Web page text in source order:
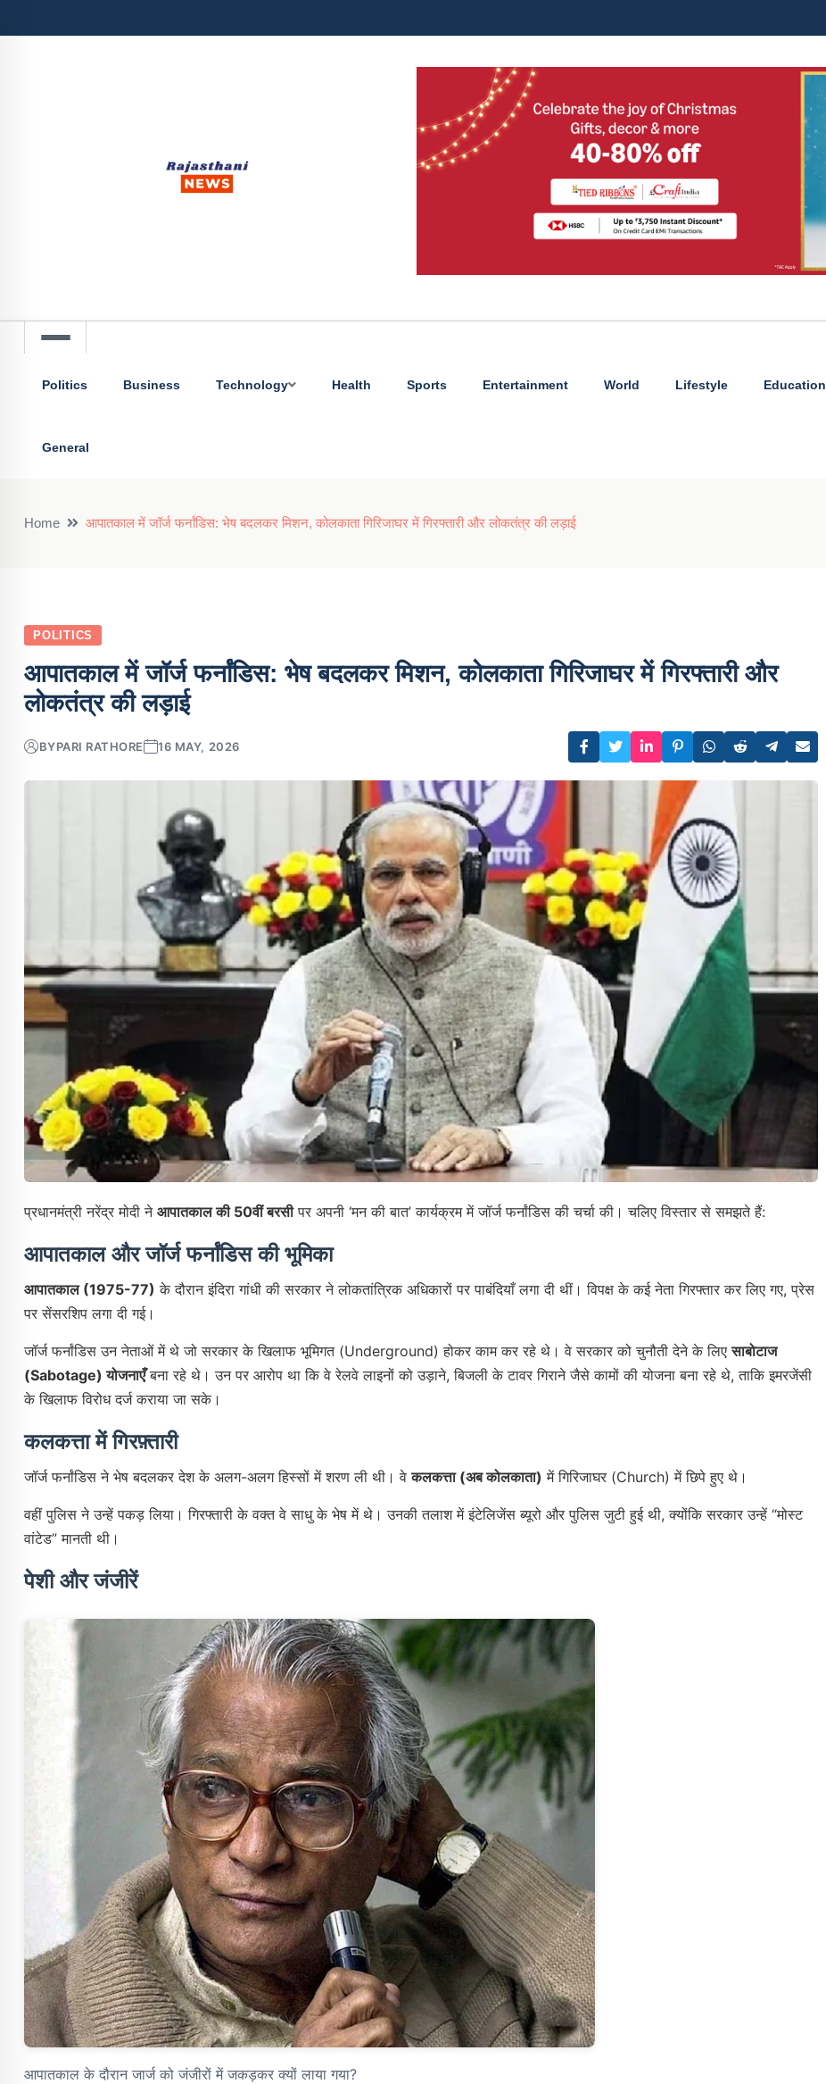
Politics Business Technology Health Sports Entertainment World Lifestyle Education
General
Home आपातकाल में जॉर्ज फर्नांडिस: भेष बदलकर मिशन, कोलकाता गिरिजाघर में गिरफ्तारी और लोकतंत्र की लड़ाई
POLITICS
आपातकाल में जॉर्ज फर्नांडिस: भेष बदलकर मिशन, कोलकाता गिरिजाघर में गिरफ्तारी और
लोकतंत्र की लड़ाई
BYPARI RATHORE 16 MAY, 2026
प्रधानमंत्री नरेंद्र मोदी ने आपातकाल की 50वीं बरसीपर अपनी ‘मन की बात’ कार्यक्रम में जॉर्ज फर्नांडिस की चर्चा की। चलिए विस्तार से समझते हैं:
आपातकाल और जॉर्ज फर्नांडिस की भूमिका
आपातकाल (1975-77) के दौरान इंदिरा गांधी की सरकार ने लोकतांत्रिक अधिकारों पर पाबंदियाँ लगा दी थीं। विपक्ष के कई नेता गिरफ्तार कर लिए गए, प्रेस
पर सेंसरशिप लगा दी गई।
जॉर्ज फर्नांडिस उन नेताओं में थे जो सरकार के खिलाफ भूमिगत (underground) होकर काम कर रहे थे। वे सरकार को चुनौती देने के लिएसाबोटाज
(sabotage) योजनाएँबना रहे थे। उन पर आरोप था कि वे रेलवे लाइनों को उड़ाने, बिजली के टावर गिराने जैसे कामों की योजना बना रहे थे, ताकि इमरजेंसी
के खिलाफ विरोध दर्ज कराया जा सके।
कलकत्ता में गिरफ़्तारी
जॉर्ज फर्नांडिस ने भेष बदलकर देश के अलग-अलग हिस्सों में शरण ली थी। वेकलकत्ता (अब कोलकाता) में गिरिजाघर (Church) में छिपे हुए थे।
वहीं पुलिस ने उन्हें पकड़ लिया। गिरफ्तारी के वक्त वे साधु के भेष में थे। उनकी तलाश में इंटेलिजेंस ब्यूरो और पुलिस जुटी हुई थी, क्योंकि सरकार उन्हें “मोस्ट
वांटेड” मानती थी।
पेशी और जंजीरें
आपातकाल के दौरान जार्ज को जंजीरों में जकड़कर क्यों लाया गया?